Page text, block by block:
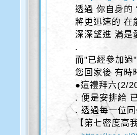
透過 你自身的
將更迅速的 在
深深望進 滿是
.
而"已經參加過
您回家後 有時
●這禮拜六(2/
. 便是安排給
. 透過每一位
【第七密度高